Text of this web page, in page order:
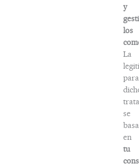
y
los
La
para
se
basa
en
tu